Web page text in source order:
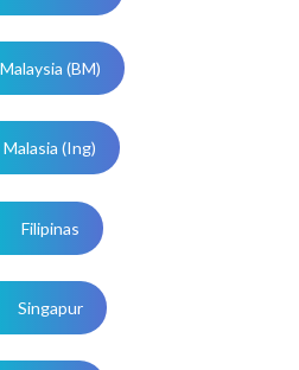
Malaysia (BM)
Malasia (Ing)
Filipinas
Singapur